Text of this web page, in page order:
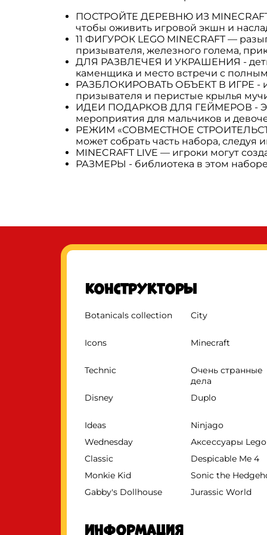
ПОСТРОЙТЕ ДЕРЕВНЮ ИЗ MINECRAFT
чтобы оживить игровой экшн и
11 ФИГУРОК LEGO MINECRAFT —
призывателя, железного голема,
ДЛЯ РАЗВЛЕЧЕЯ И УКРАШЕНИЯ - дети
каменщика и место встречи с
РАЗБЛОКИРОВАТЬ ОБЪЕКТ В ИГРЕ -
призывателя и перистые крылья
ИДЕИ ПОДАРКОВ ДЛЯ ГЕЙМЕРОВ -
мероприятия для мальчиков и
РЕЖИМ «СОВМЕСТНОЕ
может собрать часть набора, следуя
MINECRAFT LIVE — игроки могут
РАЗМЕРЫ - библиотека в этом
Конструкторы
Botanicals collection City
Icons Minecraft
Technic
Очень странные
дела
Disney
Duplo
Ideas
Ninjago
Wednesday
Аксессуары Lego
Classic
Despicable Me 4
Monkie Kid
Sonic the
Gabby's Dollhouse
Jurassic World
Информация